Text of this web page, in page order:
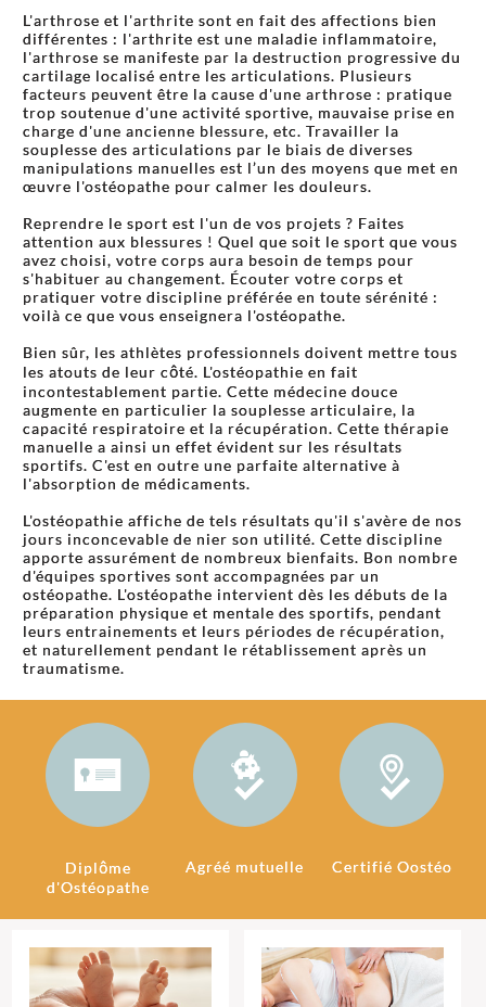
L'arthrose et l'arthrite sont en fait des affections bien
différentes : l'arthrite est une maladie inflammatoire,
l'arthrose se manifeste par la destruction progressive du
cartilage localisé entre les articulations. Plusieurs
facteurs peuvent être la cause d'une arthrose : pratique
trop soutenue d'une activité sportive, mauvaise prise en
charge d'une ancienne blessure, etc. Travailler la
souplesse des articulations par le biais de diverses
manipulations manuelles est l’un des moyens que met en
œuvre l'ostéopathe pour calmer les douleurs.
Reprendre le sport est l'un de vos projets ? Faites
attention aux blessures ! Quel que soit le sport que vous
avez choisi, votre corps aura besoin de temps pour
s'habituer au changement. Écouter votre corps et
pratiquer votre discipline préférée en toute sérénité :
voilà ce que vous enseignera l'ostéopathe.
Bien sûr, les athlètes professionnels doivent mettre tous
les atouts de leur côté. L'ostéopathie en fait
incontestablement partie. Cette médecine douce
augmente en particulier la souplesse articulaire, la
capacité respiratoire et la récupération. Cette thérapie
manuelle a ainsi un effet évident sur les résultats
sportifs. C'est en outre une parfaite alternative à
l'absorption de médicaments.
L'ostéopathie affiche de tels résultats qu'il s'avère de nos
jours inconcevable de nier son utilité. Cette discipline
apporte assurément de nombreux bienfaits. Bon nombre
d'équipes sportives sont accompagnées par un
ostéopathe. L'ostéopathe intervient dès les débuts de la
préparation physique et mentale des sportifs, pendant
leurs entrainements et leurs périodes de récupération,
et naturellement pendant le rétablissement après un
traumatisme.
Diplôme
d'Ostéopathe
Agréé mutuelle Certifié Oostéo